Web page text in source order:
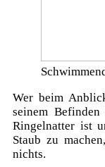
Wer beim
seinem
Ringelnatter ist
Staub zu
nichts.